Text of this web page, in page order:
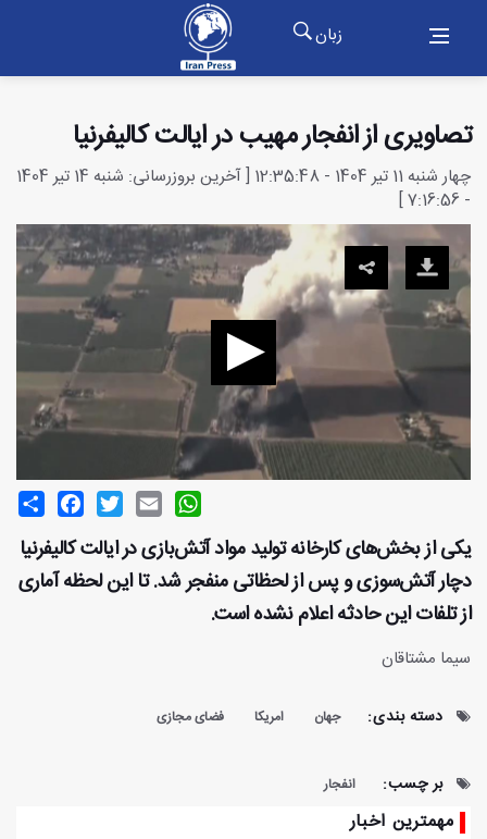
زبان
تصاویری از انفجار مهیب در ایالت کالیفرنیا
چهار شنبه 11 تیر 1404 - 12:35:48 [ آخرین بروزرسانی: شنبه 14 تیر 1404
- 7:16:56 ]
Share
FacebookTwitterEmail
WhatsApp
یکی از بخش‌های کارخانه تولید مواد آتش‌بازی در ایالت کالیفرنیا
دچار آتش‌سوزی و پس از لحظاتی منفجر شد. تا این لحظه آماری
از تلفات این حادثه اعلام نشده است.
سیما مشتاقان
دسته بندی: جهان امریکا فضای مجازی
بر چسب: انفجار
مهمترین اخبار